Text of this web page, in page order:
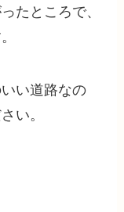
たところで、
い道路なの
い。